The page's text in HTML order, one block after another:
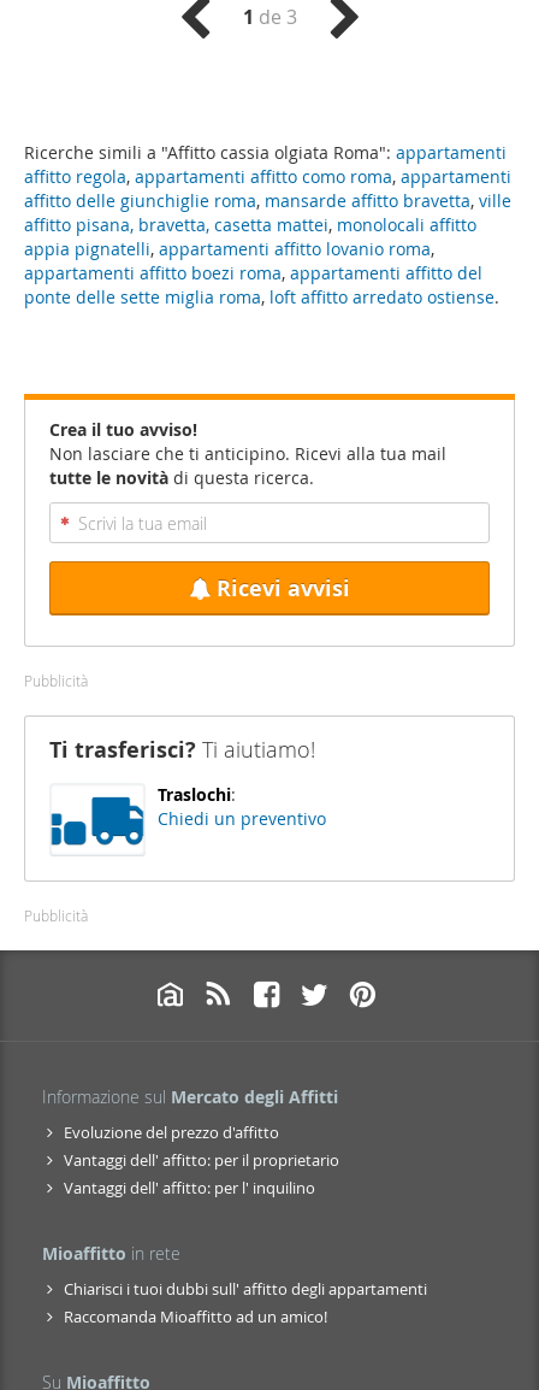
Ricerche simili a "Affitto cassia olgiata Roma": appartamenti
affitto regola, appartamenti affitto como roma, appartamenti
affitto delle giunchiglie roma, mansarde affitto bravetta, ville
affitto pisana, bravetta, casetta mattei, monolocali affitto
appia pignatelli, appartamenti affitto lovanio roma,
appartamenti affitto boezi roma, appartamenti affitto del
ponte delle sette miglia roma, loft affitto arredato ostiense.
1 de 3
Crea il tuo avviso!
Non lasciare che ti anticipino. Ricevi alla tua mail
tutte le novità di questa ricerca.
Ricevi avvisi
Pubblicità
Ti trasferisci? Ti aiutiamo!
Traslochi:
Chiedi un preventivo
Pubblicità
Informazione sul Mercato degli Affitti
Evoluzione del prezzo d'affitto
Vantaggi dell' affitto: per il proprietario
Vantaggi dell' affitto: per l' inquilino
Mioaffitto in rete
Chiarisci i tuoi dubbi sull' affitto degli appartamenti
Raccomanda Mioaffitto ad un amico!
Su Mioaffitto